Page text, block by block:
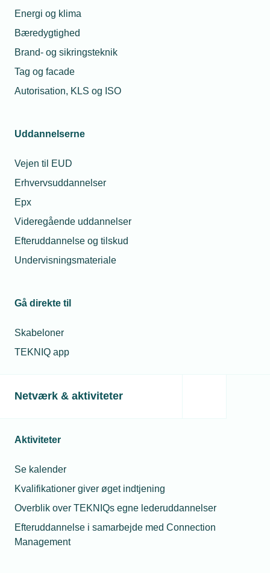
Energi og klima
Bæredygtighed
Brand- og sikringsteknik
Tag og facade
Autorisation, KLS og ISO
Uddannelserne
Vejen til EUD
Erhvervsuddannelser
Epx
Videregående uddannelser
Efteruddannelse og tilskud
Undervisningsmateriale
Gå direkte til
Skabeloner
TEKNIQ app
Netværk & aktiviteter
Aktiviteter
Se kalender
Kvalifikationer giver øget indtjening
Overblik over TEKNIQs egne lederuddannelser
Efteruddannelse i samarbejde med Connection
Management
Har du spørgsmål om
ledelse og
personaleudvikling?
Du er altid velkommen til at kontakte
Så sørger vi for at hjælpe dig godt
videre.
Telefon:
Fredag fra kl. 8:00 til 15:00.
jura@tekniq.dk